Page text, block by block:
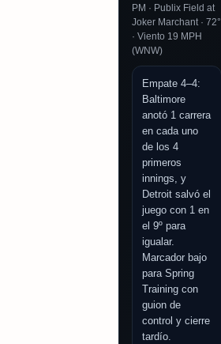
PM · Publix Field at
Joker Marchant · 72°
· Viento 19 MPH
(WNW)
Empate 4–4:
Baltimore
anotó 1 carrera
en cada uno
de los 4
primeros
innings, y
Detroit salvó el
juego con 1 en
el 9º para
igualar.
Marcador bajo
para Spring
Training con
guion de
control y cierre
tardío.